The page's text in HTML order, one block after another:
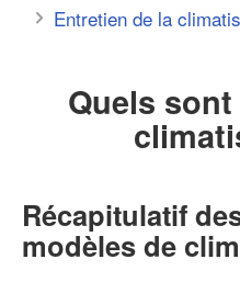
Entretien de la
Quels
Récapitulatif
modèles de